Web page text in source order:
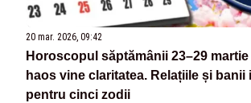
20 mar. 2026, 09:42
Horoscopul săptămânii 23–29 martie
haos vine claritatea. Relațiile și
pentru cinci zodii